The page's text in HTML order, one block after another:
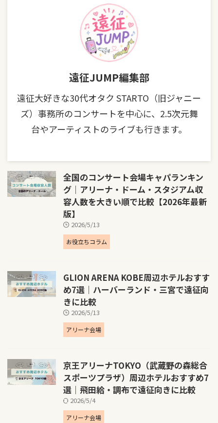
遠征JUMP編集部
遠征大好きな30代オタク STARTO（旧ジャニー
ズ）事務所のコンサートを中心に、2.5次元舞
台やアーティストのライブも行きます。
全国のコンサート会場キャパランキン
グ｜アリーナ・ドーム・スタジアム収
容人数を大きい順で比較【2026年最新
版】
2026/5/13
お役立ちコラム
GLION ARENA KOBE周辺ホテルおすす
め7選｜ハーバーランド・三宮で遠征向
きに比較
2026/5/13
アリーナ会場
京王アリーナTOKYO（武蔵野の森総合
スポーツプラザ）周辺ホテルおすすめ7
選｜飛田給・調布で遠征向きに比較
2026/5/4
アリーナ会場